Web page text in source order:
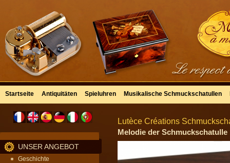
Startseite Antiquitäten Spieluhren Musikalische Schmuckschatullen
UNSER ANGEBOT
Geschichte
Lutèce Créations
Melodie der